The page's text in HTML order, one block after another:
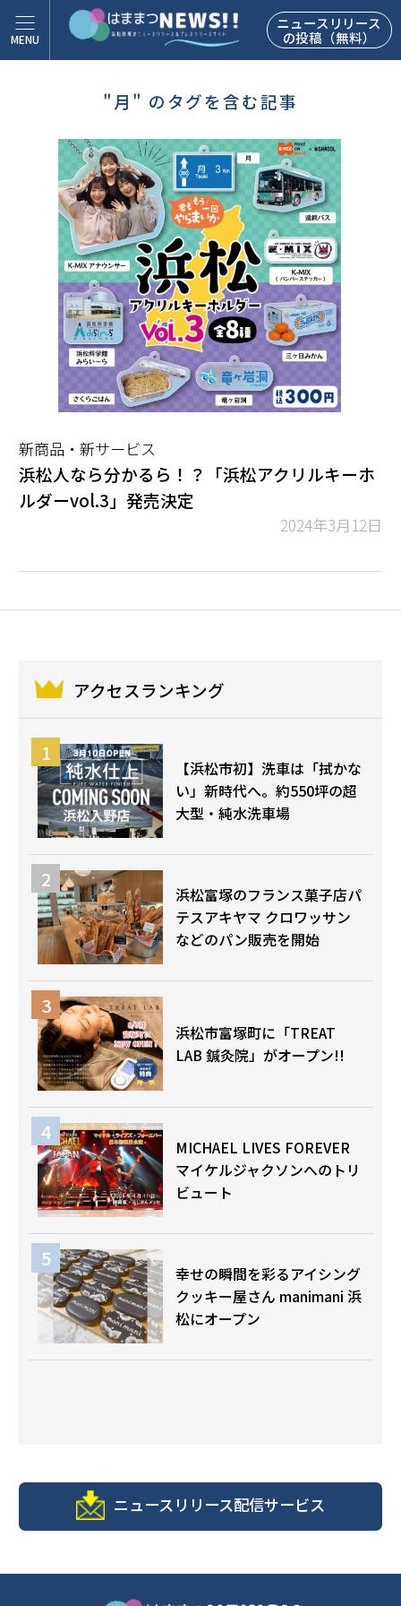
ニュースリリース
の投稿（無料）
"月" のタグを含む記事
新商品・新サービス
浜松人なら分かるら！？「浜松アクリルキーホ
ルダーvol.3」発売決定
2024年3月12日
アクセスランキング
【浜松市初】洗車は「拭かな
い」新時代へ。約550坪の超
大型・純水洗車場
浜松富塚のフランス菓子店パ
テスアキヤマ クロワッサン
などのパン販売を開始
浜松市富塚町に「TREAT
LAB 鍼灸院」がオープン!!
MICHAEL LIVES FOREVER
マイケルジャクソンへのトリ
ビュート
幸せの瞬間を彩るアイシング
クッキー屋さん manimani 浜
松にオープン
ニュースリリース配信サービス